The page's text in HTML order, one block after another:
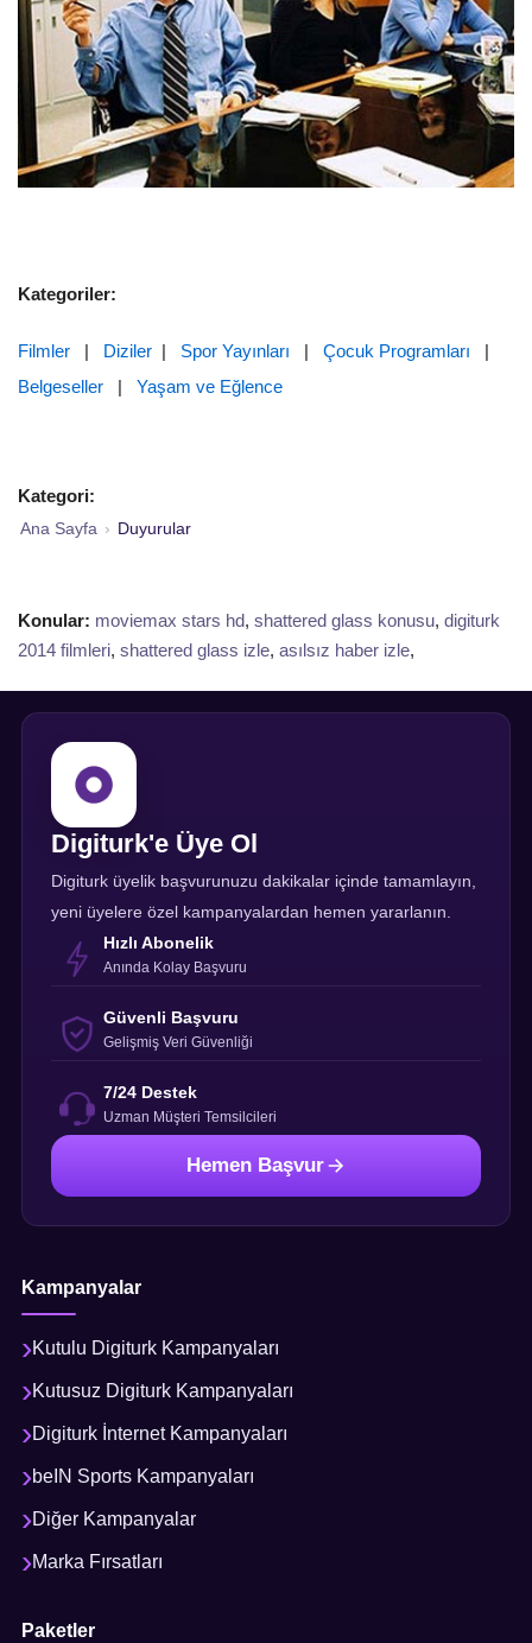
Kategoriler:
Filmler | Diziler | Spor Yayınları | Çocuk Programları |
Belgeseller | Yaşam ve Eğlence
Kategori:
Ana Sayfa › Duyurular
Konular: moviemax stars hd, shattered glass konusu, digiturk
2014 filmleri, shattered glass izle, asılsız haber izle,
Digiturk'e Üye Ol
Digiturk üyelik başvurunuzu dakikalar içinde tamamlayın,
yeni üyelere özel kampanyalardan hemen yararlanın.
Hızlı Abonelik
Anında Kolay Başvuru
Güvenli Başvuru
Gelişmiş Veri Güvenliği
7/24 Destek
Uzman Müşteri Temsilcileri
Hemen Başvur
Kampanyalar
Kutulu Digiturk Kampanyaları
Kutusuz Digiturk Kampanyaları
Digiturk İnternet Kampanyaları
beIN Sports Kampanyaları
Diğer Kampanyalar
Marka Fırsatları
Paketler